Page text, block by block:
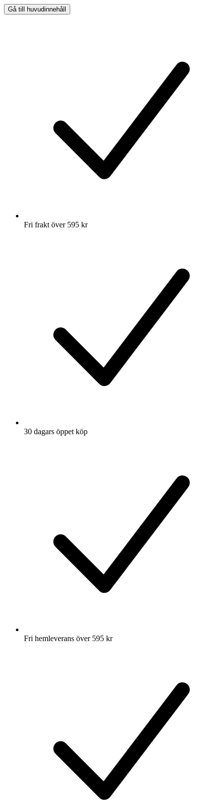
Gå till huvudinnehåll
Fri frakt över 595 kr
30 dagars öppet köp
Fri hemleverans över 595 kr